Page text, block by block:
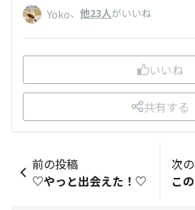
Yoko、 他23人がいいね
いいね
共有する
前の投稿
♡やっと出会えた！♡
次